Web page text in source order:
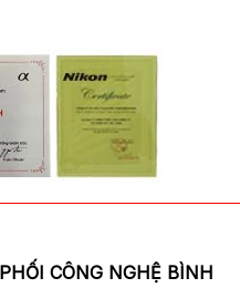
CÔNG NGHỆ BÌNH